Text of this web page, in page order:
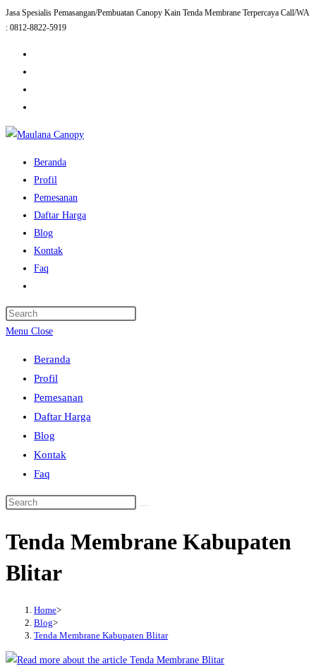
Skip
to
Jasa Spesialis Pemasangan/Pembuatan Canopy Kain Tenda Membrane Terpercaya Call/WA
: 0812-8822-5919
Beranda
Profil
Pemesanan
Daftar Harga
Blog
Kontak
Faq
search
Menu Close
Beranda
Profil
Pemesanan
Daftar Harga
Blog
Kontak
Faq
Search
website
Tenda Membrane Kabupaten
Blitar
Home>
Blog>
Tenda Membrane Kabupaten Blitar